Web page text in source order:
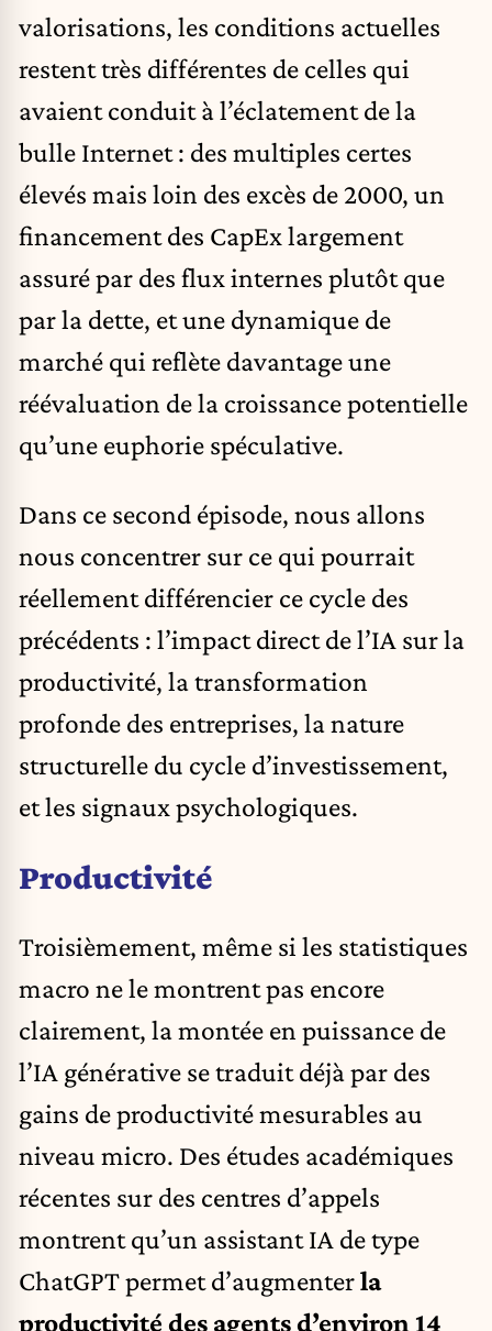
valorisations, les conditions actuelles
restent très différentes de celles qui
avaient conduit à l’éclatement de la
bulle Internet : des multiples certes
élevés mais loin des excès de 2000, un
financement des CapEx largement
assuré par des flux internes plutôt que
par la dette, et une dynamique de
marché qui reflète davantage une
réévaluation de la croissance potentielle
qu’une euphorie spéculative.
Dans ce second épisode, nous allons
nous concentrer sur ce qui pourrait
réellement différencier ce cycle des
précédents : l’impact direct de l’IA sur la
productivité, la transformation
profonde des entreprises, la nature
structurelle du cycle d’investissement,
et les signaux psychologiques.
Productivité
Troisièmement, même si les statistiques
macro ne le montrent pas encore
clairement, la montée en puissance de
l’IA générative se traduit déjà par des
gains de productivité mesurables au
niveau micro. Des études académiques
récentes sur des centres d’appels
montrent qu’un assistant IA de type
ChatGPT permet d’augmenterla
productivité des agents d’environ 14